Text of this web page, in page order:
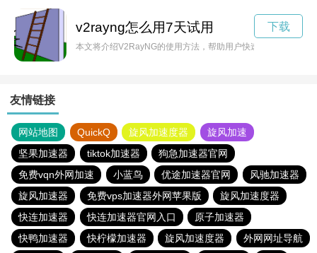
v2rayng怎么用7天试用
本文将介绍V2RayNG的使用方法，帮助用户快速了解并掌握该
下载
友情链接
网站地图 QuickQ 旋风加速度器
旋风加速
坚果加速器
tiktok加速器
狗急加速器官网
免费vqn外网加速
小蓝鸟 优途加速器官网
风驰加速器
旋风加速器
免费vps加速器外网苹果版
旋风加速度器
快连加速器
快连加速器官网入口
原子加速器
快鸭加速器
快柠檬加速器 旋风加速度器 外网网址导航